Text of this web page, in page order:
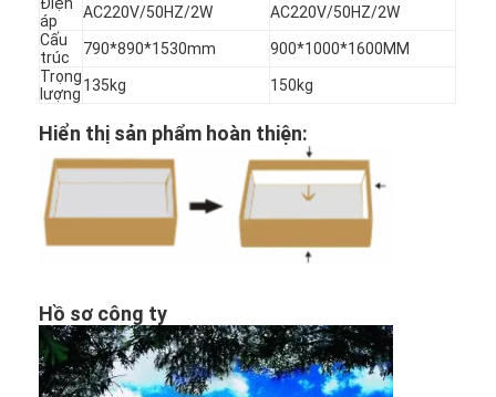
áp
AC220V/50HZ/2W
AC220V/50HZ/2W
Cấu
trúc
790*890*1530mm
900*1000*1600MM
Trọng
lượng 135kg 150kg
Hiển thị sản phẩm hoàn thiện:
Hồ sơ công ty